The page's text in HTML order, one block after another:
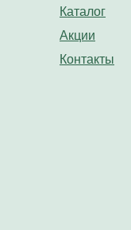
Каталог
Акции
Контакты